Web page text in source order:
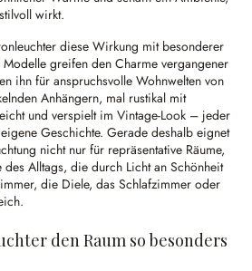
wirkt.
diese Wirkung mit besonderer
greifen den Charme vergangener
ihn für anspruchsvolle Wohnwelten von
Anhängern, mal rustikal mit
und verspielt im Vintage-Look – jeder
Geschichte. Gerade deshalb eignet
nicht nur für repräsentative Räume,
Alltags, die durch Licht an Schönheit
die Diele, das Schlafzimmer oder
den Raum so besonders